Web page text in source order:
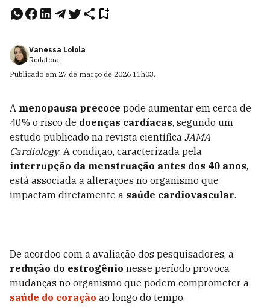
Vanessa Loiola
Redatora
Publicado em 27 de março de 2026 11h03.
A menopausa precoce pode aumentar em cerca de
40% o risco de doenças cardíacas, segundo um
estudo publicado na revista científica JAMA
Cardiology. A condição, caracterizada pela
interrupção da menstruação antes dos 40 anos,
está associada a alterações no organismo que
impactam diretamente a saúde cardiovascular.
De acordoo com a avaliação dos pesquisadores, a
redução do estrogênio nesse período provoca
mudanças no organismo que podem comprometer a
saúde do coração ao longo do tempo.